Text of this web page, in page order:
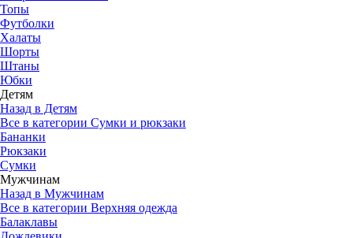
Топы
Футболки
Халаты
Шорты
Штаны
Юбки
Детям
Назад в Детям
Все в категории Сумки и рюкзаки
Бананки
Рюкзаки
Сумки
Мужчинам
Назад в Мужчинам
Все в категории Верхняя одежда
Балаклавы